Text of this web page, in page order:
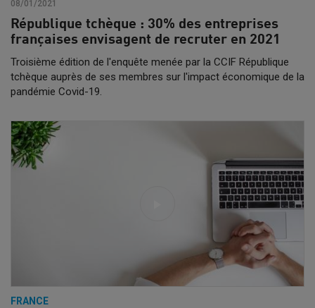
08/01/2021
République tchèque : 30% des entreprises
françaises envisagent de recruter en 2021
Troisième édition de l'enquête menée par la CCIF République
tchèque auprès de ses membres sur l'impact économique de la
pandémie Covid-19.
FRANCE